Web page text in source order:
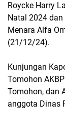
Roycke Harry
Natal 2024
Menara Alfa
(21/12/24).
Kunjungan
Tomohon
Tomohon, dan
anggota Dinas